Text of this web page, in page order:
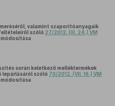
valamint szaporítóanyagaik
szóló 27/2012. (III. 24.) VM
módosítása
során keletkező melléktermékek
lepárlásáról szóló 70/2012. (VII. 16.) VM
módosítása